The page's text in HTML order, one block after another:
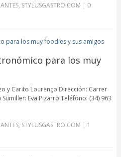
, STYLUSGASTRO.COM | 0
para los muy
y Carito Lourenço Dirección: Carrer
Eva Pizarro Teléfono: (34) 963
, STYLUSGASTRO.COM | 1